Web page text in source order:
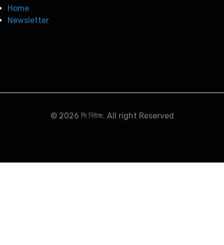
Home
Newsletter
© 2026 সি নিউজ. All right Reserved